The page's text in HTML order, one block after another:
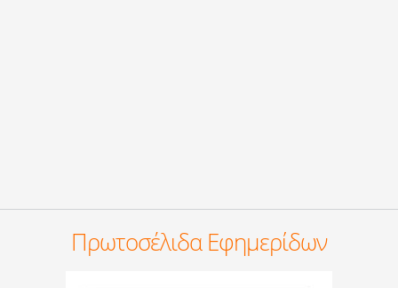
Πρωτοσέλιδα Εφημερίδων